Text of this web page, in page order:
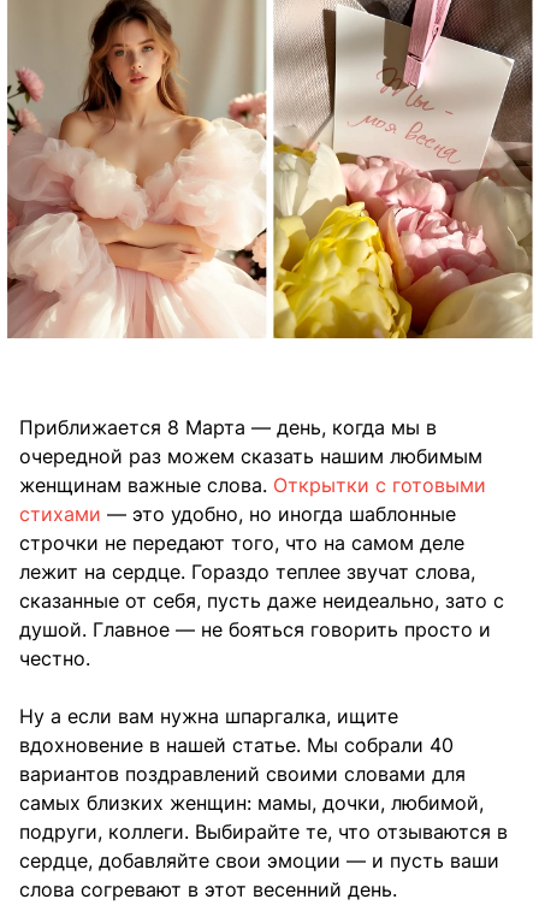
Приближается 8 Марта — день, когда мы в
очередной раз можем сказать нашим любимым
женщинам важные слова. Открытки с готовыми
стихами — это удобно, но иногда шаблонные
строчки не передают того, что на самом деле
лежит на сердце. Гораздо теплее звучат слова,
сказанные от себя, пусть даже неидеально, зато с
душой. Главное — не бояться говорить просто и
честно.
Ну а если вам нужна шпаргалка, ищите
вдохновение в нашей статье. Мы собрали 40
вариантов поздравлений своими словами для
самых близких женщин: мамы, дочки, любимой,
подруги, коллеги. Выбирайте те, что отзываются в
сердце, добавляйте свои эмоции — и пусть ваши
слова согревают в этот весенний день.